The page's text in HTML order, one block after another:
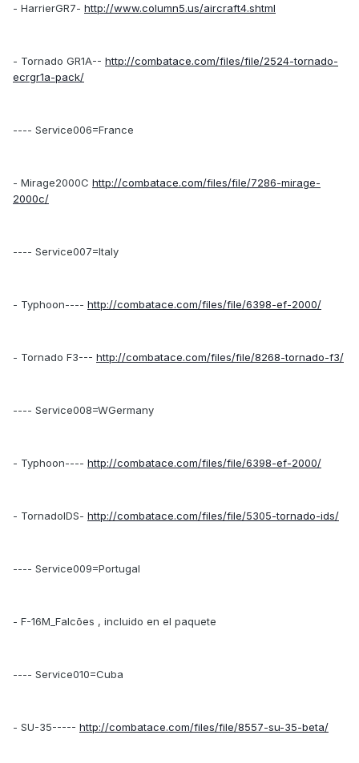
- HarrierGR7- http://www.column5.us/aircraft4.shtml
- Tornado GR1A-- http://combatace.com/files/file/2524-tornado-
ecrgr1a-pack/
---- Service006=France
- Mirage2000C http://combatace.com/files/file/7286-mirage-
2000c/
---- Service007=Italy
- Typhoon---- http://combatace.com/files/file/6398-ef-2000/
- Tornado F3--- http://combatace.com/files/file/8268-tornado-f3/
---- Service008=WGermany
- Typhoon---- http://combatace.com/files/file/6398-ef-2000/
- TornadoIDS- http://combatace.com/files/file/5305-tornado-ids/
---- Service009=Portugal
- F-16M_Falcões , incluido en el paquete
---- Service010=Cuba
- SU-35----- http://combatace.com/files/file/8557-su-35-beta/